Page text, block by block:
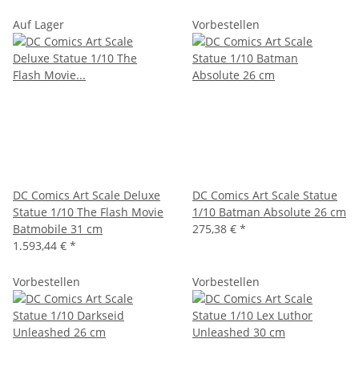
Auf Lager
DC Comics Art Scale Deluxe
Statue 1/10 The Flash Movie
Batmobile 31 cm
1.593,44 € *
Vorbestellen
DC Comics Art Scale Statue
1/10 Batman Absolute 26 cm
275,38 € *
Vorbestellen Vorbestellen